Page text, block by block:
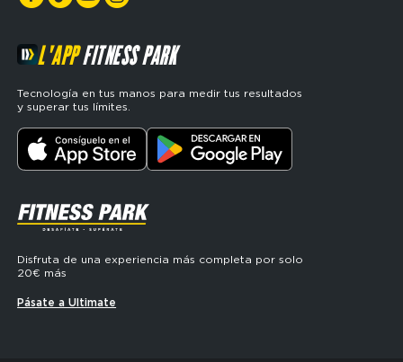
L'APPFITNESS PARK
Tecnología en tus manos para medir tus resultados
y superar tus límites.
SVG
Disfruta de una experiencia más completa por solo
20€ más
Pásate a Ultimate